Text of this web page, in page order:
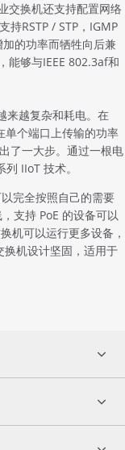
交换机还支持配置网络
持RSTP / STP，IGMP
的功率而牺牲向后兼
能够与IEEE 802.3af和
来越复杂和耗电。在
单个端口上传输的功率
了一大步。通过一根电
IIoT 技术。
完全按照自己的需要
支持 PoE 的设备可以
机可以运行更多设备，
机设计坚固，适用于